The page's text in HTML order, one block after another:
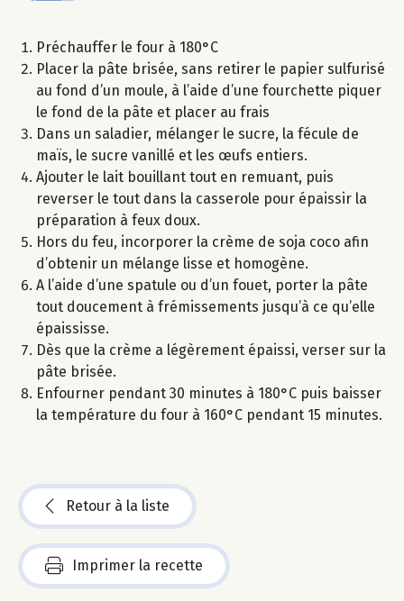
Préchauffer le four à 180°C
Placer la pâte brisée, sans retirer le papier sulfurisé
au fond d’un moule, à l’aide d’une fourchette piquer
le fond de la pâte et placer au frais
Dans un saladier, mélanger le sucre, la fécule de
maïs, le sucre vanillé et les œufs entiers.
Ajouter le lait bouillant tout en remuant, puis
reverser le tout dans la casserole pour épaissir la
préparation à feux doux.
Hors du feu, incorporer la crème de soja coco afin
d’obtenir un mélange lisse et homogène.
A l’aide d’une spatule ou d’un fouet, porter la pâte
tout doucement à frémissements jusqu’à ce qu’elle
épaississe.
Dès que la crème a légèrement épaissi, verser sur la
pâte brisée.
Enfourner pendant 30 minutes à 180°C puis baisser
la température du four à 160°C pendant 15 minutes.
Retour à la liste
Imprimer la recette